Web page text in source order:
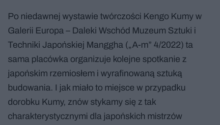
Po niedawnej wystawie twórczości Kengo Kumy w
Galerii Europa – Daleki Wschód Muzeum Sztuki i
Techniki Japońskiej Manggha („A-m” 4/2022) ta
sama placówka organizuje kolejne spotkanie z
japońskim rzemiosłem i wyrafinowaną sztuką
budowania. I jak miało to miejsce w przypadku
dorobku Kumy, znów stykamy się z tak
charakterystycznymi dla japońskich mistrzów